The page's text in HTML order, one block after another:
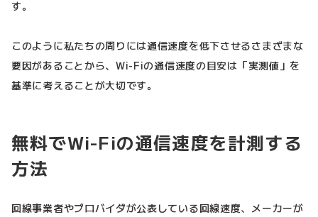
す。
このように私たちの周りには通信速度を低下させるさまざまな
要因があることから、Wi-Fiの通信速度の目安は「実測値」を
基準に考えることが大切です。
無料でWi-Fiの通信速度を計測する
方法
回線事業者やプロバイダが公表している回線速度、メーカーが